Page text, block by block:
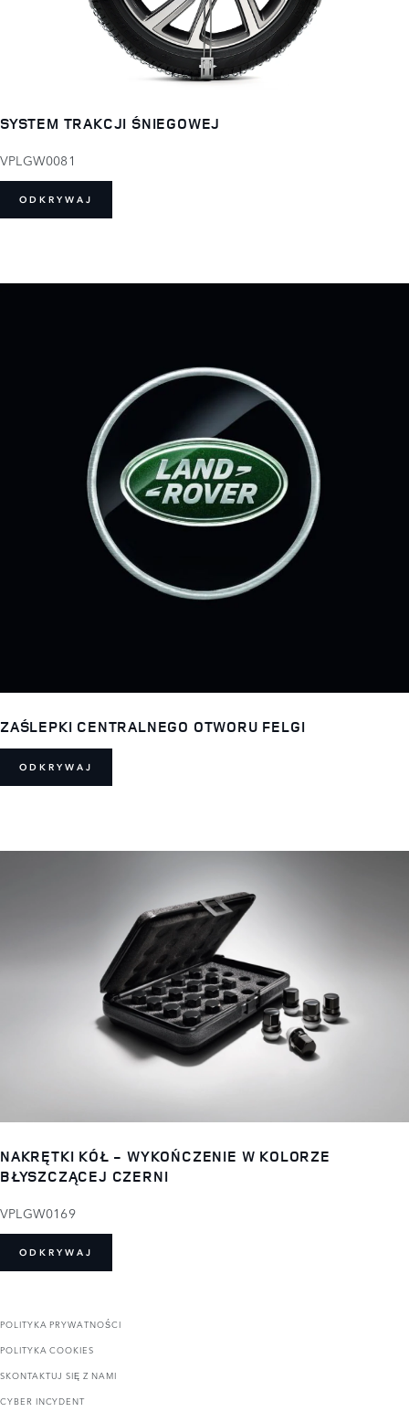
SYSTEM TRAKCJI ŚNIEGOWEJ
VPLGW0081
ODKRYWAJ
ZAŚLEPKI CENTRALNEGO OTWORU FELGI
ODKRYWAJ
NAKRĘTKI KÓŁ - WYKOŃCZENIE W KOLORZE
BŁYSZCZĄCEJ CZERNI
VPLGW0169
ODKRYWAJ
POLITYKA PRYWATNOŚCI
POLITYKA COOKIES
SKONTAKTUJ SIĘ Z NAMI
CYBER INCYDENT